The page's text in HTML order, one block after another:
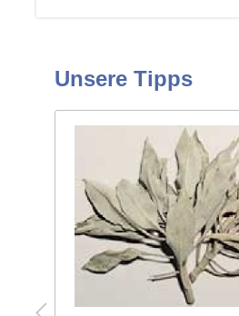
Unsere Tipps